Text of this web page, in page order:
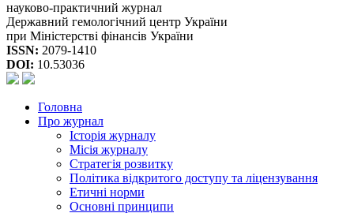
науково-практичний журнал
Державний гемологічний центр України
при Міністерстві фінансів України
ISSN: 2079-1410
DOI: 10.53036
Головна
Про журнал
Історія журналу
Місія журналу
Стратегія розвитку
Політика відкритого доступу та ліцензування
Етичні норми
Основні принципи